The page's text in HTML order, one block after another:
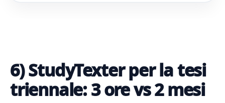
6) StudyTexter per la tesi
triennale: 3 ore vs 2 mesi